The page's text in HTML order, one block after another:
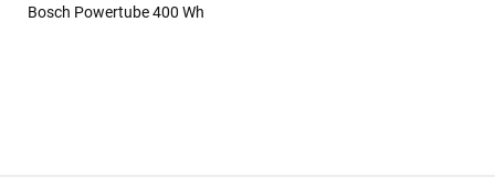
Bosch Powertube 400 Wh